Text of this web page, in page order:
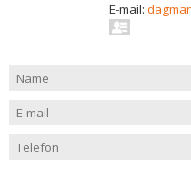
E-mail: